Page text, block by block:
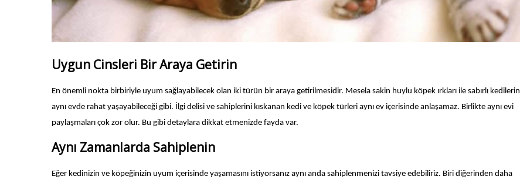
Uygun Cinsleri Bir Araya Getirin
En önemli nokta birbiriyle uyum sağlayabilecek olan iki türün bir araya getirilmesidir. Mesela sakin huylu köpek ırkları ile sabırlı kedilerin
aynı evde rahat yaşayabileceği gibi. İlgi delisi ve sahiplerini kıskanan kedi ve köpek türleri aynı ev içerisinde anlaşamaz. Birlikte aynı evi
paylaşmaları çok zor olur. Bu gibi detaylara dikkat etmenizde fayda var.
Aynı Zamanlarda Sahiplenin
Eğer kedinizin ve köpeğinizin uyum içerisinde yaşamasını istiyorsanız aynı anda sahiplenmenizi tavsiye edebiliriz. Biri diğerinden daha